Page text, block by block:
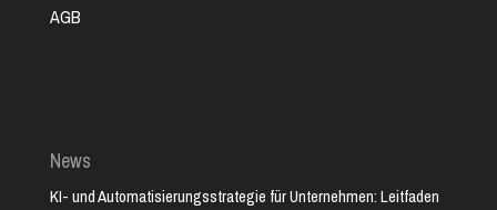
AGB
News
KI- und Automatisierungsstrategie für Unternehmen: Leitfaden